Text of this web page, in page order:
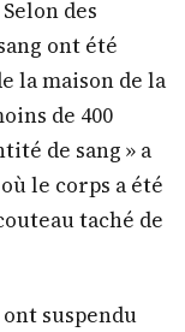
des
ont été
la maison de la
de 400
de sang » a
le corps a été
taché de
suspendu